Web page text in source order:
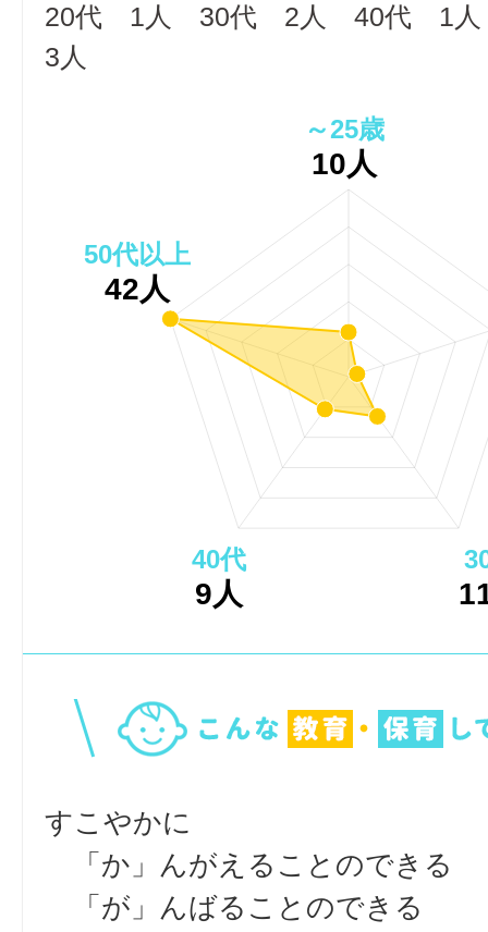
20代 1人 30代 2人 40代 1
3人
～25歳
10人
40代
9人
50代以上
42人
すこやかに
「か」んがえることのできる
「が」んばることのできる